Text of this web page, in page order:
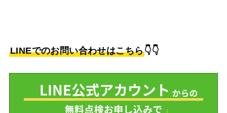
LINEでのお問い合わせはこちら👇👇